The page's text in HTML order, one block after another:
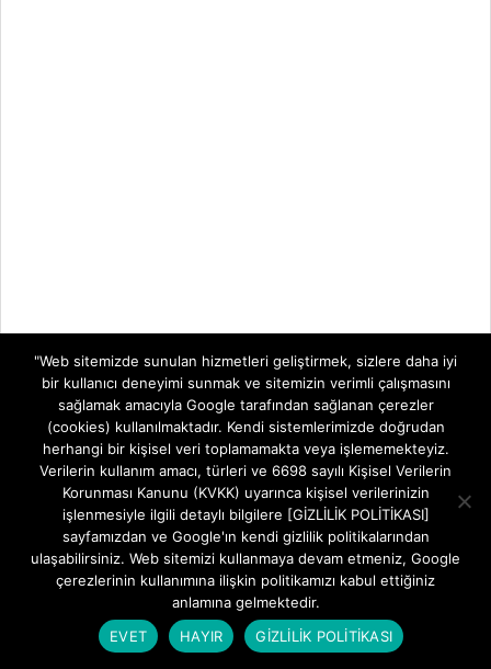
"Web sitemizde sunulan hizmetleri geliştirmek, sizlere daha iyi
bir kullanıcı deneyimi sunmak ve sitemizin verimli çalışmasını
sağlamak amacıyla Google tarafından sağlanan çerezler
(cookies) kullanılmaktadır. Kendi sistemlerimizde doğrudan
herhangi bir kişisel veri toplamamakta veya işlememekteyiz.
Verilerin kullanım amacı, türleri ve 6698 sayılı Kişisel Verilerin
Korunması Kanunu (KVKK) uyarınca kişisel verilerinizin
işlenmesiyle ilgili detaylı bilgilere [GİZLİLİK POLİTİKASI]
sayfamızdan ve Google'ın kendi gizlilik politikalarından
ulaşabilirsiniz. Web sitemizi kullanmaya devam etmeniz, Google
çerezlerinin kullanımına ilişkin politikamızı kabul ettiğiniz
anlamına gelmektedir.
EVET
HAYIR GİZLİLİK POLİTİKASI